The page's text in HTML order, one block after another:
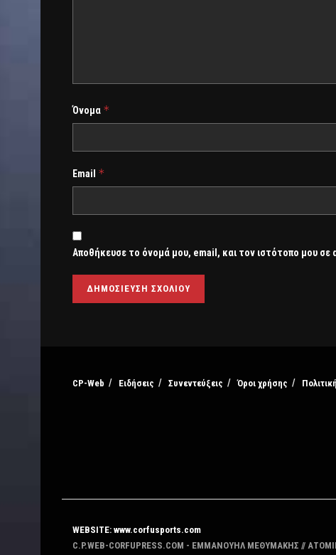
Όνομα *
Email *
Αποθήκευσε το όνομά μου, email, και τον ιστότοπο μου
CP-Web Ειδήσεις Συνεντεύξεις Όροι χρήσης
WEBSITE: www.corfusports.com
C.P.WEB-CORFUPRESS.COM - ΕΜΜΑΝΟΥΗΛ ΜΕΘΥΜΑΚΗΣ //